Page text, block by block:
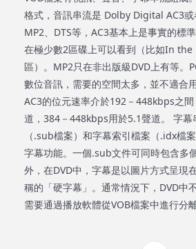
格式，音訊串流是 Dolby Digital AC3或
MP2、DTS等，AC3基本上是事實的標
在極少數2區碟上可以看到（比如In
區）。MP2只在非出版級DVD上有等。
數位音訊，需要的空間太多，並不適合
AC3的位元速率介於192－448kbps之
道，384－448kbps用於5.1聲道。 字幕
（.sub檔案）和字幕索引檔案（.idx檔
字幕功能。一個.sub文件可同時包含多
外，在DVD中，字幕是以圖片方式呈現
稱的「硬字幕」。通常情況下，DVD中
需要通過播放軟體從VOB檔案中進行分離